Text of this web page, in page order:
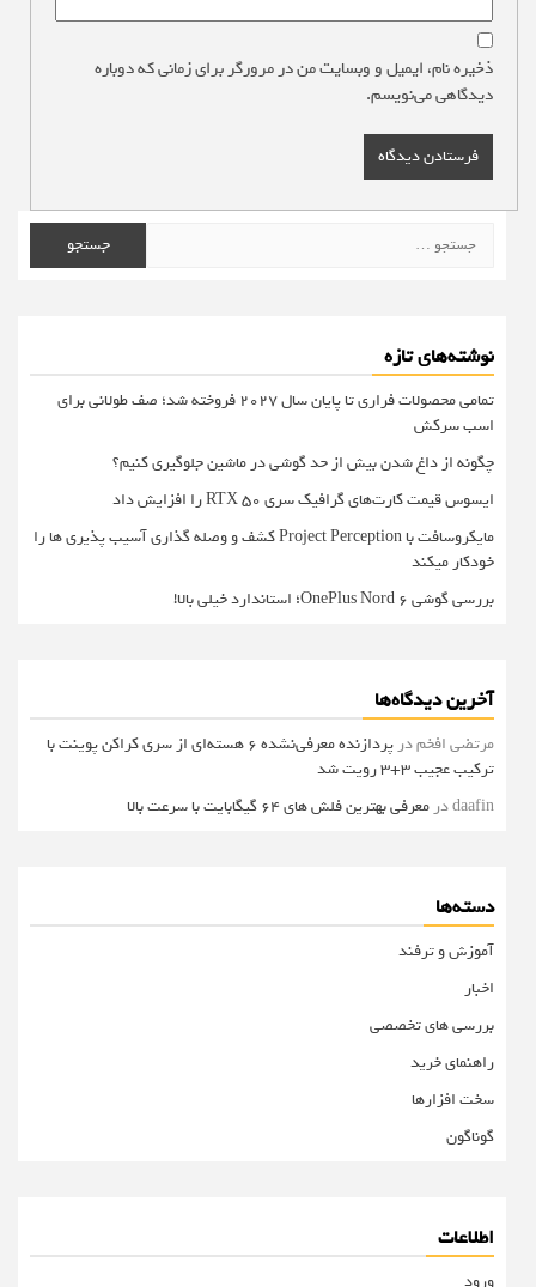
ذخیره نام، ایمیل و وبسایت من در مرورگر برای زمانی که دوباره
دیدگاهی می‌نویسم.
برای:
نوشته‌های تازه
تمامی محصولات فراری تا پایان سال ۲۰۲۷ فروخته شد؛ صف طولانی برای
اسب سرکش
چگونه از داغ شدن بیش از حد گوشی در ماشین جلوگیری کنیم؟
ایسوس قیمت کارت‌های گرافیک سری RTX 50 را افزایش داد
مایکروسافت با Project Perception کشف و وصله گذاری آسیب پذیری ها را
خودکار میکند
بررسی گوشی OnePlus Nord 6؛ استاندارد خیلی بالا!
آخرین دیدگاه‌ها
مرتضی افخمدر
پردازنده معرفی‌نشده 6 هسته‌ای از سری کراکن پوینت با
ترکیب عجیب 3+3 رویت شد
daafinدر معرفی بهترین فلش های 64 گیگابایت با سرعت بالا
دسته‌ها
آموزش و ترفند
اخبار
بررسی های تخصصی
راهنمای خرید
سخت افزارها
گوناگون
اطلاعات
ورود